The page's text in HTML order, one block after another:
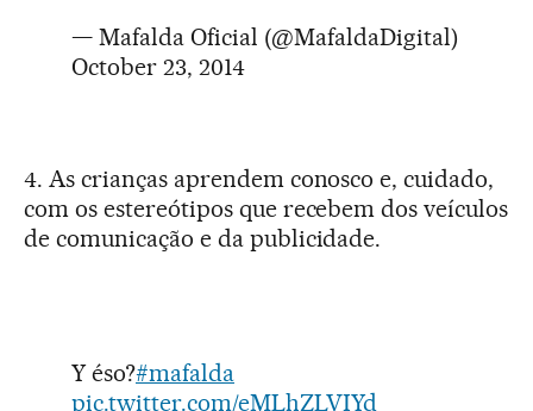
— Mafalda Oficial (@MafaldaDigital)
October 23, 2014
4. As crianças aprendem conosco e, cuidado,
com os estereótipos que recebem dos veículos
de comunicação e da publicidade.
Y éso?#mafalda
pic.twitter.com/eMLhZLVIYd